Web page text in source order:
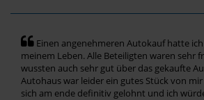
Einen angenehmeren Autokauf hatte
meinem Leben. Alle Beteiligten waren sehr
wussten auch sehr gut über das gekaufte
Autohaus war leider ein gutes Stück von
sich am ende definitiv gelohnt und ich